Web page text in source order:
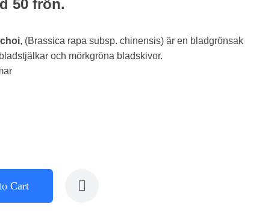
50 frön.
, (Brassica rapa subsp. chinensis) är en bladgrönsak
och mörkgröna bladskivor.
Cart